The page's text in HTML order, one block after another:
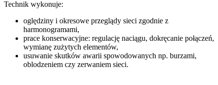
Technik wykonuje:
oględziny i okresowe przeglądy sieci zgodnie z
harmonogramami,
prace konserwacyjne: regulację naciągu, dokręcanie połączeń,
wymianę zużytych elementów,
usuwanie skutków awarii spowodowanych np. burzami,
oblodzeniem czy zerwaniem sieci.